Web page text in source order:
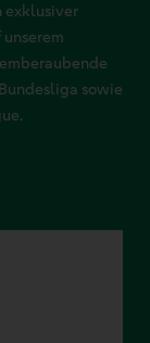
exklusiver
sowie